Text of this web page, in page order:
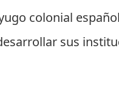
colonial
sus